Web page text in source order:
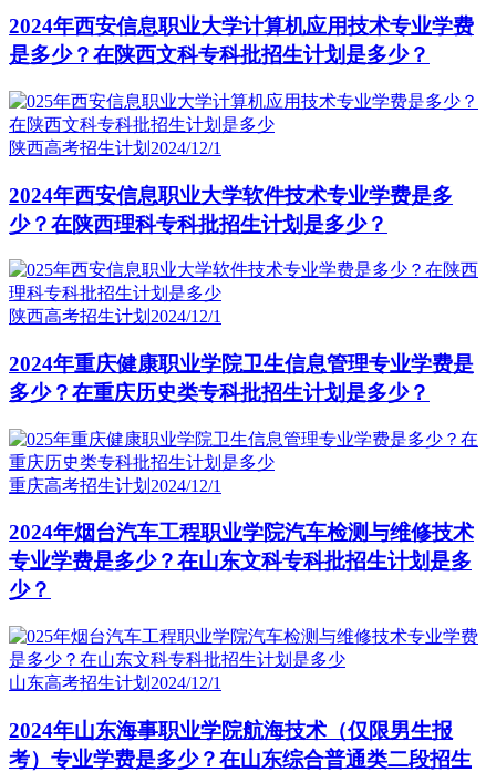
2024年西安信息职业大学计算机应用技术专业学费
是多少？在陕西文科专科批招生计划是多少？
陕西高考招生计划 2024/12/1
2024年西安信息职业大学软件技术专业学费是多
少？在陕西理科专科批招生计划是多少？
陕西高考招生计划 2024/12/1
2024年重庆健康职业学院卫生信息管理专业学费是
多少？在重庆历史类专科批招生计划是多少？
重庆高考招生计划 2024/12/1
2024年烟台汽车工程职业学院汽车检测与维修技术
专业学费是多少？在山东文科专科批招生计划是多
少？
山东高考招生计划 2024/12/1
2024年山东海事职业学院航海技术（仅限男生报
考）专业学费是多少？在山东综合普通类二段招生